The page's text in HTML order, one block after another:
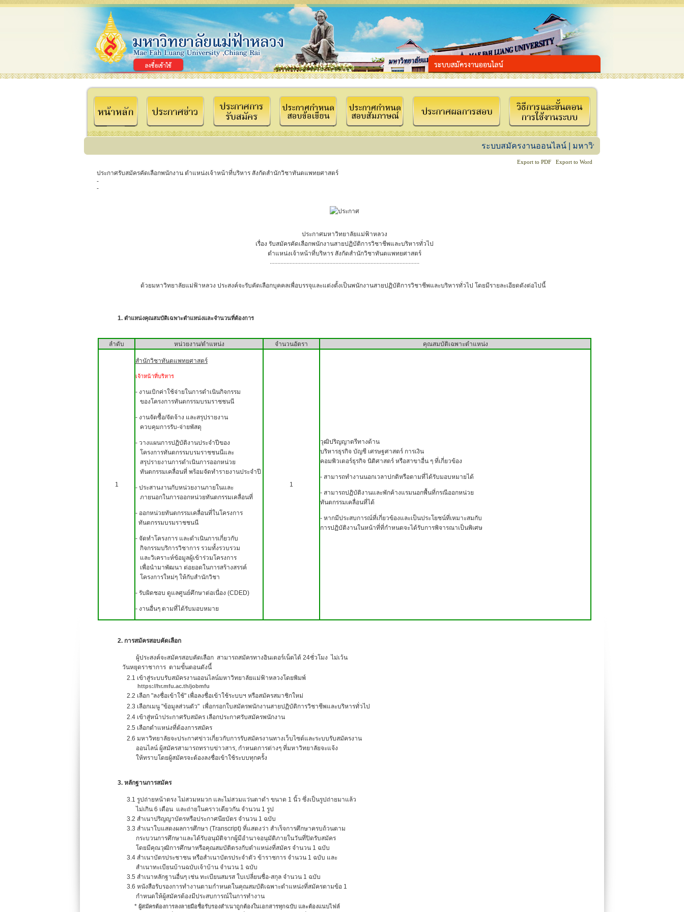
ระบบสมัครงานออนไลน์ | มหาวิทยาลัยแม่ฟ้าหลวง
Export to PDF Export to Word
ประกาศรับสมัครคัดเลือกพนักงาน ตำแหน่งเจ้าหน้าที่บริหาร สังกัดสำนักวิชาทันตแพทยศาสตร์
-
-
ประกาศมหาวิทยาลัยแม่ฟ้าหลวง
เรื่อง รับสมัครคัดเลือกพนักงานสายปฏิบัติการวิชาชีพและบริหารทั่วไป
ตำแหน่งเจ้าหน้าที่บริหาร สังกัดสำนักวิชาทันตแพทยศาสตร์
..................................................................................................
ด้วยมหาวิทยาลัยแม่ฟ้าหลวง ประสงค์จะรับคัดเลือกบุคคลเพื่อบรรจุและแต่งตั้งเป็นพนักงานสายปฏิบัติการวิชาชีพและบริหารทั่วไป โดยมีรายละเอียดดังต่อไปนี้
1. ตำแหน่งคุณสมบัติเฉพาะตำแหน่งและจำนวนที่ต้องการ
ลำดับ หน่วยงาน/ตำแหน่ง จำนวนอัตรา คุณสมบัติเฉพาะตำแหน่ง
1
สำนักวิชาทันตแพทยศาสตร์
เจ้าหน้าที่บริหาร
- งานเบิกค่าใช้จ่ายในการดำเนินกิจกรรม
ของโครงการทันตกรรมบรมราชชนนี
- งานจัดซื้อ/จัดจ้าง และสรุปรายงาน
ควบคุมการรับ-จ่ายพัสดุ
- วางแผนการปฏิบัติงานประจำปีของ
โครงการทันตกรรมบรมราชชนนีและ
สรุปรายงานการดำเนินการออกหน่วย
ทันตกรรมเคลื่อนที่ พร้อมจัดทำรายงานประจำปี
- ประสานงานกับหน่วยงานภายในและ
ภายนอกในการออกหน่วยทันตกรรมเคลื่อนที่
- ออกหน่วยทันตกรรมเคลื่อนที่ในโครงการ
ทันตกรรมบรมราชชนนี
- จัดทำโครงการ และดำเนินการเกี่ยวกับ
กิจกรรมบริการวิชาการ รวมทั้งรวบรวม
และวิเคราะห์ข้อมูลผู้เข้าร่วมโครงการ
เพื่อนำมาพัฒนา ต่อยอดในการสร้างสรรค์
โครงการใหม่ๆ ให้กับสำนักวิชา
- รับผิดชอบ ดูแลศูนย์ศึกษาต่อเนื่อง (CDED)
- งานอื่นๆ ตามที่ได้รับมอบหมาย
1
วุฒิปริญญาตรีทางด้าน
บริหารธุรกิจ บัญชี เศรษฐศาสตร์ การเงิน
คอมพิวเตอร์ธุรกิจ นิติศาสตร์ หรือสาขาอื่น ๆ ที่เกี่ยวข้อง
- สามารถทำงานนอกเวลาปกติหรือตามที่ได้รับมอบหมายได้
- สามารถปฏิบัติงานและพักค้างแรมนอกพื้นที่กรณีออกหน่วย
ทันตกรรมเคลื่อนที่ได้
- หากมีประสบการณ์ที่เกี่ยวข้องและเป็นประโยชน์ที่เหมาะสมกับ
การปฏิบัติงานในหน้าที่ที่กำหนดจะได้รับการพิจารณาเป็นพิเศษ
2. การสมัครสอบคัดเลือก
ผู้ประสงค์จะสมัครสอบคัดเลือก สามารถสมัครทางอินเตอร์เน็ตได้ 24ชั่วโมง ไม่เว้น
วันหยุดราชาการ ตามขั้นตอนดังนี้
2.1 เข้าสู่ระบบรับสมัครงานออนไลน์มหาวิทยาลัยแม่ฟ้าหลวงโดยพิมพ์
https://hr.mfu.ac.th/jobmfu
2.2 เลือก "ลงชื่อเข้าใช้" เพื่อลงชื่อเข้าใช้ระบบฯ หรือสมัครสมาชิกใหม่
2.3 เลือกเมนู "ข้อมูลส่วนตัว" เพื่อกรอกใบสมัครพนักงานสายปฏิบัติการวิชาชีพและบริหารทั่วไป
2.4 เข้าสู่หน้าประกาศรับสมัคร เลือกประกาศรับสมัครพนักงาน
2.5 เลือกตำแหน่งที่ต้องการสมัคร
2.6 มหาวิทยาลัยจะประกาศข่าวเกี่ยวกับการรับสมัครงานทางเว็บไซต์และระบบรับสมัครงาน
ออนไลน์ ผู้สมัครสามารถทราบข่าวสาร, กำหนดการต่างๆ ที่มหาวิทยาลัยจะแจ้ง
ให้ทราบโดยผู้สมัครจะต้องลงชื่อเข้าใช้ระบบทุกครั้ง
3. หลักฐานการสมัคร
3.1 รูปถ่ายหน้าตรง ไม่สวมหมวก และไม่สวมแว่นตาดำ ขนาด 1 นิ้ว ซึ่งเป็นรูปถ่ายมาแล้ว
ไม่เกิน 6 เดือน และถ่ายในคราวเดียวกัน จำนวน 1 รูป
3.2 สำเนาปริญญาบัตรหรือประกาศนียบัตร จำนวน 1 ฉบับ
3.3 สำเนาใบแสดงผลการศึกษา (Transcript) ที่แสดงว่า สำเร็จการศึกษาครบถ้วนตาม
กระบวนการศึกษาและได้รับอนุมัติจากผู้มีอำนาจอนุมัติภายในวันที่ปิดรับสมัคร
โดยมีคุณวุฒิการศึกษาหรือคุณสมบัติตรงกับตำแหน่งที่สมัคร จำนวน 1 ฉบับ
3.4 สำเนาบัตรประชาชน หรือสำเนาบัตรประจำตัว ข้าราชการ จำนวน 1 ฉบับ และ
สำเนาทะเบียนบ้านฉบับเจ้าบ้าน จำนวน 1 ฉบับ
3.5 สำเนาหลักฐานอื่นๆ เช่น ทะเบียนสมรส ใบเปลี่ยนชื่อ-สกุล จำนวน 1 ฉบับ
3.6 หนังสือรับรองการทำงานตามกำหนดในคุณสมบัติเฉพาะตำแหน่งที่สมัครตามข้อ 1
กำหนดให้ผู้สมัครต้องมีประสบการณ์ในการทำงาน
* ผู้สมัครต้องการลงลายมือชื่อรับรองสำเนาถูกต้องในเอกสารทุกฉบับ และต้องแนบไฟล์